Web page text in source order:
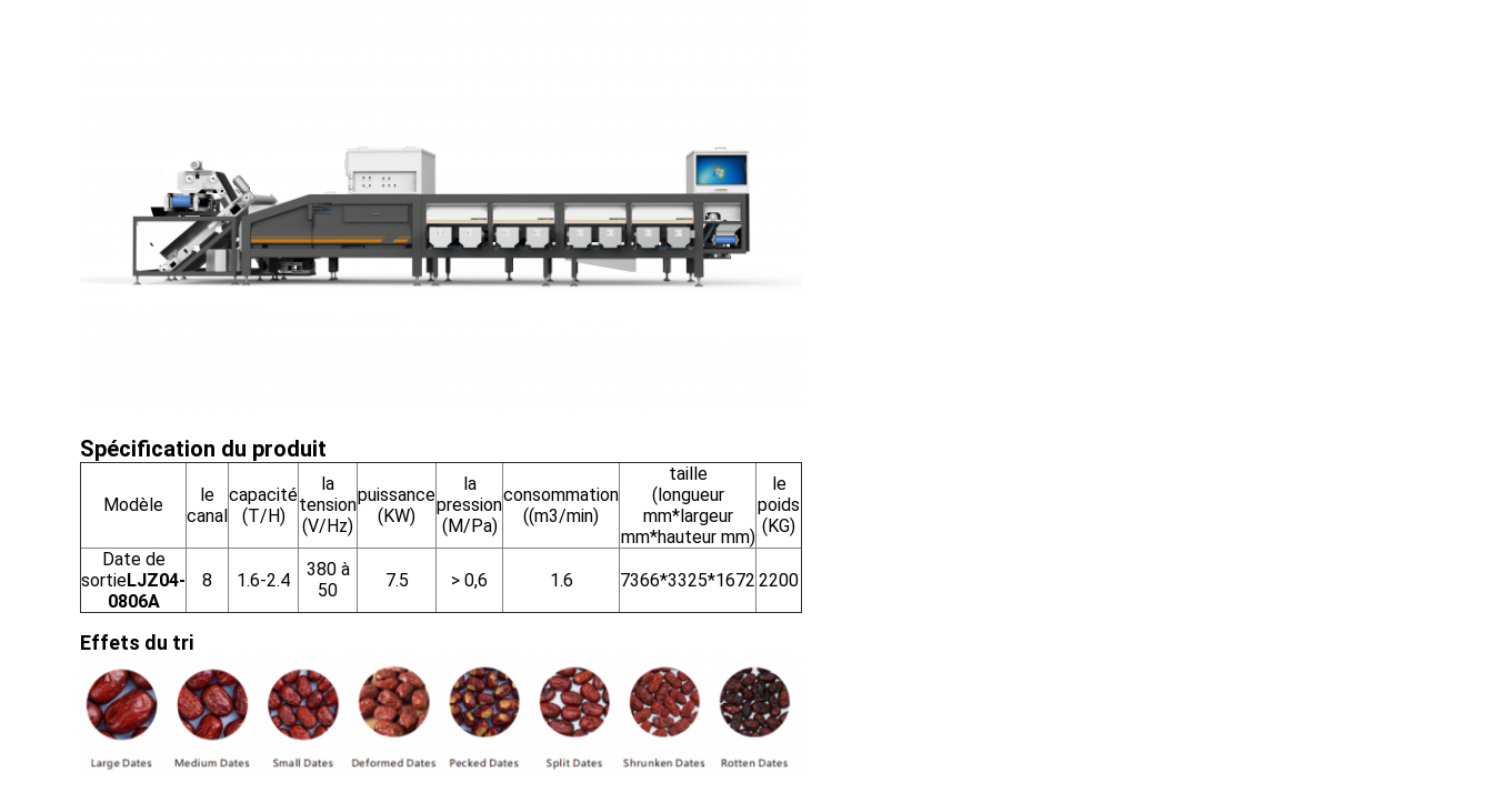
Spécification du produit
Modèle
le
canal
capacité
(T/H)
la
tension
(V/Hz)
puissance
(KW)
la
pression
(M/Pa)
consommation
((m3/min)
taille
(longueur
mm*largeur
mm*hauteur mm)
le
poids
(KG)
Date de
sortieLJZ04-
0806A
8 1.6-2.4
380 à
50
7.5 > 0,6 1.6 7366*3325*1672 2200
Effets du tri